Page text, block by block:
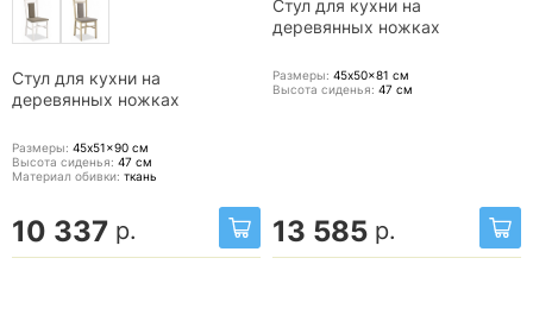
Стул для кухни на
деревянных ножках
Размеры: 45x51x90 см
Высота сиденья: 47 см
Материал обивки: ткань
10 337 р.
Стул для кухни на
деревянных ножках
Размеры: 45x50x81 см
Высота сиденья: 47 см
13 585 р.